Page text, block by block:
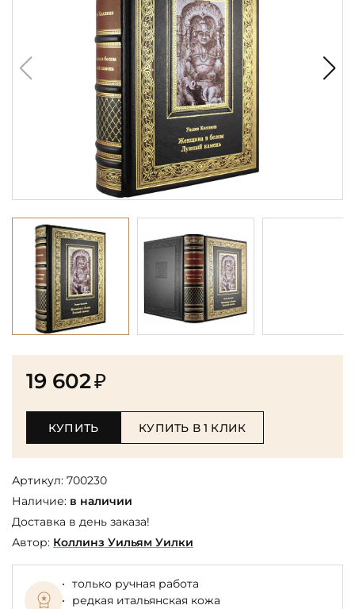
19 602₽
КУПИТЬ КУПИТЬ В 1 КЛИК
Артикул: 700230
Наличие: в наличии
Доставка в день заказа!
Автор: Коллинз Уильям Уилки
только ручная работа
редкая итальянская кожа